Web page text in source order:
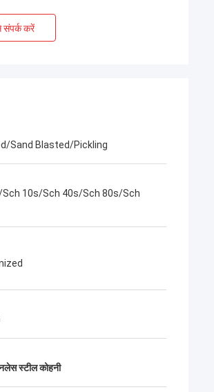
करें
Sand Blasted/Pickling
10s/Sch 40s/Sch 80s/Sch
स्टील कोहनी